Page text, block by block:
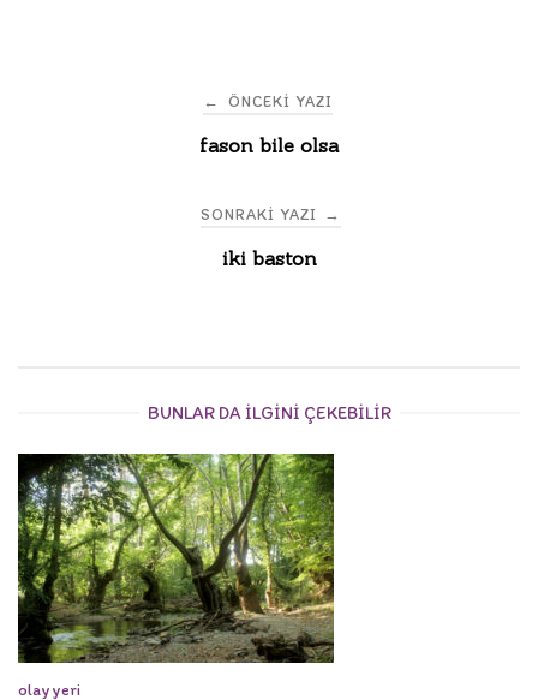
← ÖNCEKI YAZI
fason bile olsa
SONRAKI YAZI →
iki baston
BUNLAR DA ILGINI ÇEKEBILIR
olay yeri